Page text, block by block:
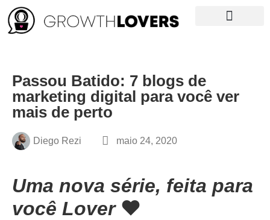
Passou Batido: 7 blogs de
marketing digital para você ver
mais de perto
Diego Rezi maio 24, 2020
Uma nova série, feita para
você Lover ❤